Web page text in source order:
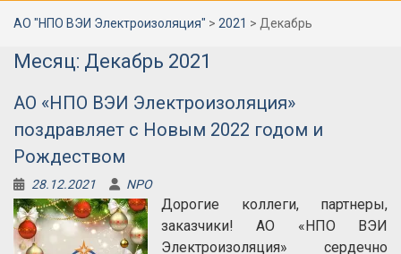
АО "НПО ВЭИ Электроизоляция" > 2021 > Декабрь
Месяц: Декабрь 2021
АО «НПО ВЭИ Электроизоляция»
поздравляет с Новым 2022 годом и
Рождеством
28.12.2021 NPO
Дорогие коллеги, партнеры,
заказчики! АО «НПО ВЭИ
Электроизоляция» сердечно